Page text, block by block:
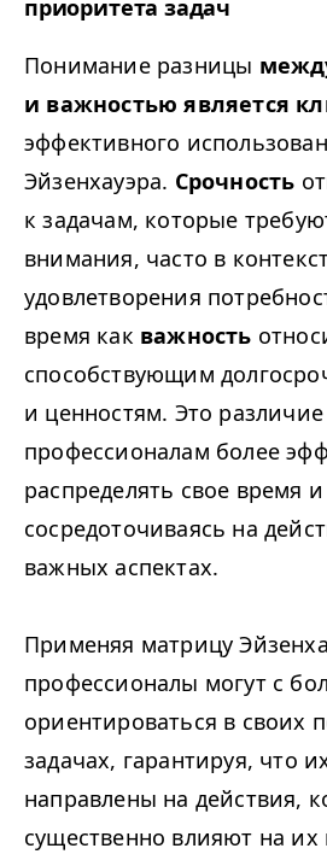
приоритета задач
Понимание разницы
и важностью является
эффективного
Эйзенхауэра. Срочность
к задачам, которые
внимания, часто в
удовлетворения
время как важность
способствующим
и ценностям. Это
профессионалам более
распределять свое время
сосредоточиваясь на
важных аспектах.
Применяя матрицу
профессионалы могут с
ориентироваться в своих
задачах, гарантируя, что
направлены на действия,
существенно влияют на их